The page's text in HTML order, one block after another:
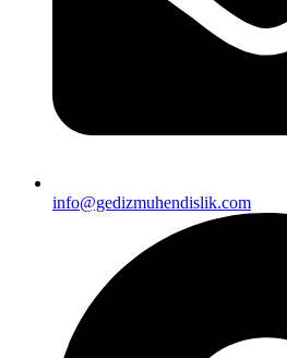
info@gedizmuhendislik.com